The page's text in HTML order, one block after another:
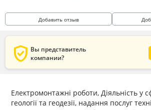
Добавить отзыв
verified_user Вы представитель
компании?
Електромонтажні роботи, Діяльність у
геології та геодезії, надання послуг